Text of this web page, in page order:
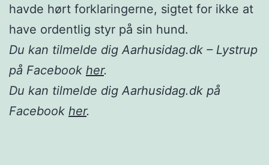
havde hørt forklaringerne, sigtet for ikke at
have ordentlig styr på sin hund.
Du kan tilmelde dig Aarhusidag.dk – Lystrup
på Facebook her.
Du kan tilmelde dig Aarhusidag.dk på
Facebook her.